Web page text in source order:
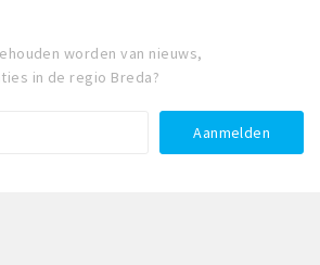
worden van nieuws,
in de regio Breda?